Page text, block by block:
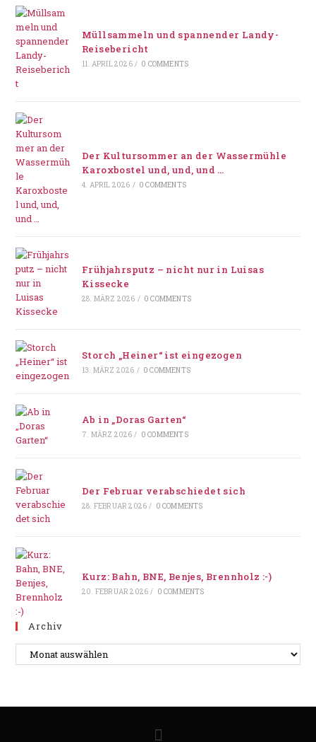
Müllsammeln und spannender Landy-
Reisebericht
11. APRIL 2026 / 0 COMMENTS
Der Kultursommer an der Wassermühle
Karoxbostel und, und, und …
4. APRIL 2026 / 0 COMMENTS
Frühjahrsputz – nicht nur in Luisas
Kissecke
28. MÄRZ 2026 / 0 COMMENTS
Storch „Heiner“ ist eingezogen
13. MÄRZ 2026 / 0 COMMENTS
Ab in „Doras Garten“
7. MÄRZ 2026 / 0 COMMENTS
Der Februar verabschiedet sich
28. FEBRUAR 2026 / 0 COMMENTS
Kurz: Bahn, BNE, Benjes, Brennholz :-)
20. FEBRUAR 2026 / 0 COMMENTS
Archiv